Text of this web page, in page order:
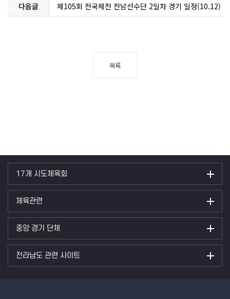
및 3일차 경기 전적(10.13)
다음글
제105회 전국체전 전남선수단 2일차 경기 일정(10.12)
목록
17개 시도체육회
체육관련
중앙 경기 단체
전라남도 관련 사이트